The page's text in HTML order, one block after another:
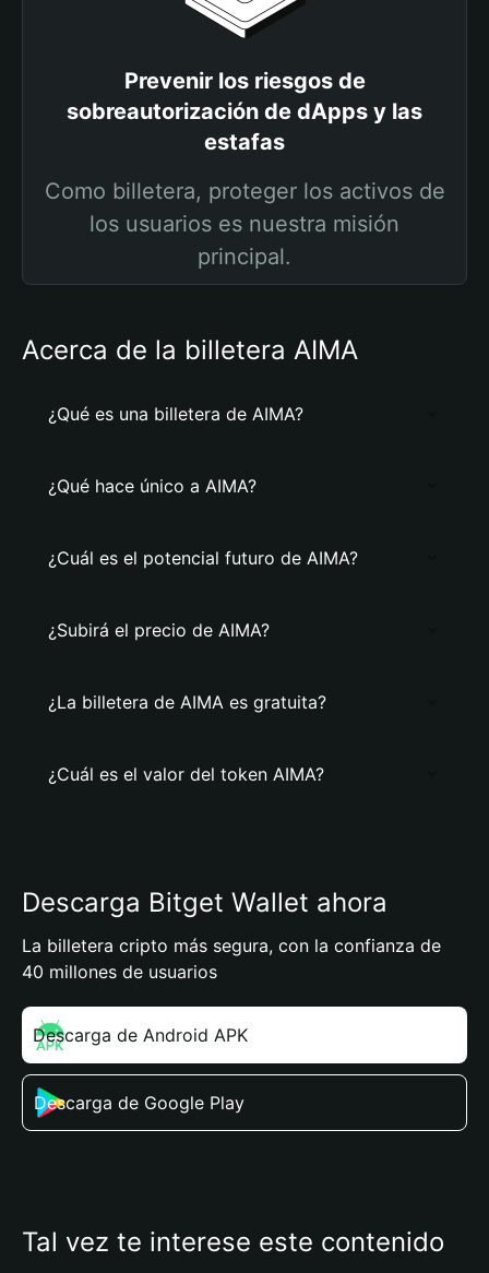
Prevenir los riesgos de
sobreautorización de dApps y las
estafas
Como billetera, proteger los activos de
los usuarios es nuestra misión
principal.
Acerca de la billetera AIMA
¿Qué es una billetera de AIMA?
¿Qué hace único a AIMA?
¿Cuál es el potencial futuro de AIMA?
¿Subirá el precio de AIMA?
¿La billetera de AIMA es gratuita?
¿Cuál es el valor del token AIMA?
Descarga Bitget Wallet ahora
La billetera cripto más segura, con la confianza de
40 millones de usuarios
Descarga de Android APK
Descarga de Google Play
Tal vez te interese este contenido